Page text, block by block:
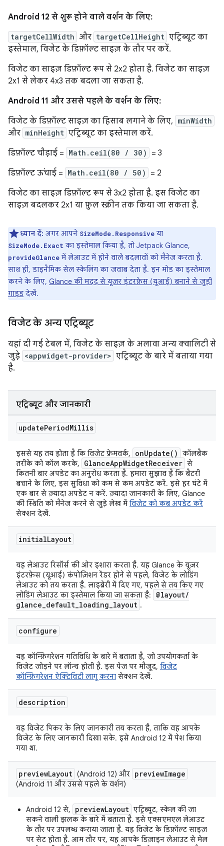
Android 12 से शुरू होने वाले वर्शन के लिए:
targetCellWidth और targetCellHeight एट्रिब्यूट का
इस्तेमाल, विजेट के डिफ़ॉल्ट साइज़ के तौर पर करें.
विजेट का साइज़ डिफ़ॉल्ट रूप से 2x2 होता है. विजेट का साइज़
2x1 से लेकर 4x3 तक बदला जा सकता है.
Android 11 और उससे पहले के वर्शन के लिए:
विजेट के डिफ़ॉल्ट साइज़ का हिसाब लगाने के लिए, minWidth
और minHeight एट्रिब्यूट का इस्तेमाल करें.
डिफ़ॉल्ट चौड़ाई = Math.ceil(80 / 30)
= 3
डिफ़ॉल्ट ऊंचाई = Math.ceil(80 / 50)
= 2
विजेट का साइज़ डिफ़ॉल्ट रूप से 3x2 होता है. इस विजेट का
साइज़ बदलकर 2x1 या फ़ुल स्क्रीन तक किया जा सकता है.
ध्यान दें: अगर आपने SizeMode.Responsive या
SizeMode.Exact का इस्तेमाल किया है, तो Jetpack Glance,
provideGlance में लेआउट में होने वाले बदलावों को मैनेज करता है.
साथ ही, डाइनैमिक सेल स्केलिंग का जवाब देता है. इन मोड का इस्तेमाल
करने के लिए, Glance की मदद से यूज़र इंटरफ़ेस (यूआई) बनाने से जुड़ी
गाइड देखें.
विजेट के अन्य एट्रिब्यूट
यहां दी गई टेबल में, विजेट के साइज़ के अलावा अन्य क्वालिटी से
जुड़े <appwidget-provider> एट्रिब्यूट के बारे में बताया गया
है.
एट्रिब्यूट और जानकारी
updatePeriodMillis
इससे यह तय होता है कि विजेट फ़्रेमवर्क, onUpdate( )
कॉलबैक
तरीके को कॉल करके,
GlanceAppWidgetReceiver से
कितनी बार अपडेट का अनुरोध करता है. हमारा सुझाव है कि बैटरी
बचाने के लिए, इस सुविधा को कम से कम अपडेट करें. इसे हर घंटे में
एक बार से ज़्यादा अपडेट न करें. ज़्यादा जानकारी के लिए, Glance
की स्थिति को मैनेज करने से जुड़े लेख में विजेट को कब अपडेट करें
सेक्शन देखें.
initialLayout
यह लेआउट रिसॉर्स की ओर इशारा करता है. यह Glance के यूज़र
इंटरफ़ेस (यूआई) कंपोज़िशन रेंडर होने से पहले, विजेट के लोडिंग
लेआउट को तय करता है. लाइब्रेरी में दिए गए, पहले से तय किए गए
लोडिंग लेआउट का इस्तेमाल किया जा सकता है:
@layout/
glance_default_loading_layout .
configure
यह कॉन्फ़िगरेशन गतिविधि के बारे में बताता है, जो उपयोगकर्ता के
विजेट जोड़ने पर लॉन्च होती है. इस पेज पर मौजूद, विजेट
कॉन्फ़िगरेशन ऐक्टिविटी लागू करना सेक्शन देखें.
description
यह विजेट पिकर के लिए जानकारी तय करता है, ताकि वह आपके
विजेट के लिए जानकारी दिखा सके. इसे Android 12 में पेश किया
गया था.
previewLayout (Android 12) और previewImage
(Android 11 और उससे पहले के वर्शन)
Android 12 से, previewLayout एट्रिब्यूट, स्केल की जा
सकने वाली झलक के बारे में बताता है. इसे एक्सएमएल लेआउट
के तौर पर उपलब्ध कराया जाता है. यह विजेट के डिफ़ॉल्ट साइज़
पर सेट होता है. आम तौर पर, यह आपके डिज़ाइन लेआउट से मेल